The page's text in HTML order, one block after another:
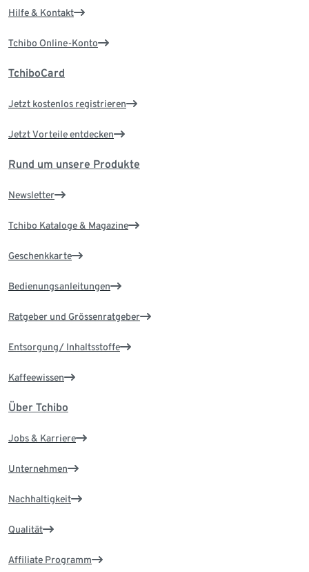
Hilfe & Kontakt
Tchibo Online-Konto
TchiboCard
Jetzt kostenlos registrieren
Jetzt Vorteile entdecken
Rund um unsere Produkte
Newsletter
Tchibo Kataloge & Magazine
Geschenkkarte
Bedienungsanleitungen
Ratgeber und Grössenratgeber
Entsorgung/ Inhaltsstoffe
Kaffeewissen
Über Tchibo
Jobs & Karriere
Unternehmen
Nachhaltigkeit
Qualität
Affiliate Programm